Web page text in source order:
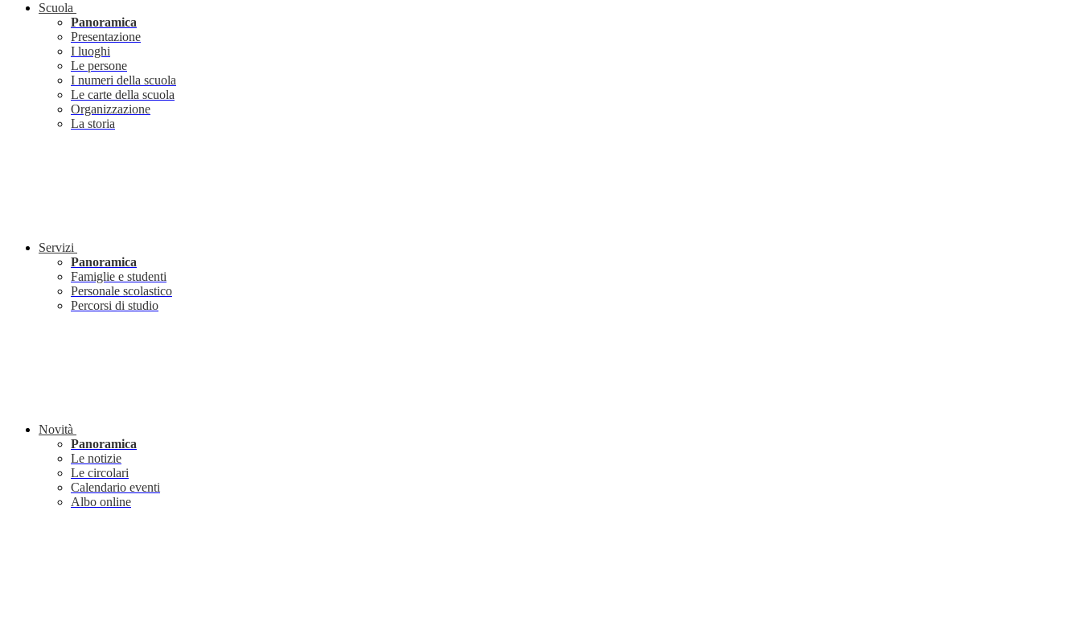
Scuola
Panoramica
Presentazione
I luoghi
Le persone
I numeri della scuola
Le carte della scuola
Organizzazione
La storia
Servizi
Panoramica
Famiglie e studenti
Personale scolastico
Percorsi di studio
Novità
Panoramica
Le notizie
Le circolari
Calendario eventi
Albo online